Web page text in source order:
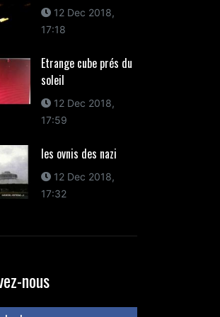
12 Dec 2018,
17:18
Etrange cube prés du
soleil
12 Dec 2018,
17:59
les ovnis des nazi
12 Dec 2018,
17:32
nous